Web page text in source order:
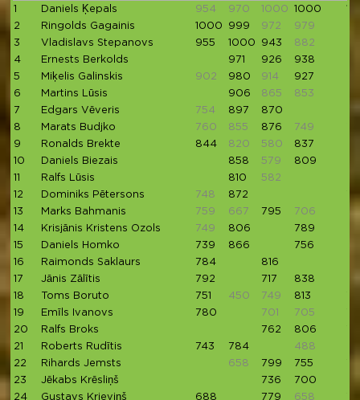
1 Daniels Ķepals 954 970 1000 1000
2
Ringolds Gagainis 1000 999 972 979
3
Vladislavs Stepanovs 955 1000 943 882
4
Ernests Berkolds 971 926
938
5
Miķelis Galinskis 902 980 914 927
6
Martins Lūsis 906 865 853
7
Edgars Vēveris 754 897
870
8
Marats Budjko 760 855 876 749
9
Ronalds Brekte 844 820 580 837
10
Daniels Biezais 858 579 809
11
Ralfs Lūsis 810 582
12
Dominiks Pētersons 748 872
13
Marks Bahmanis 759 667 795 706
14
Krisjānis Kristens Ozols 749 806
789
15
Daniels Homko 739 866
756
16
Raimonds Saklaurs 784
816
17
Jānis Zālītis 792 717
838
18
Toms Boruto 751 450 749 813
19
Emīls Ivanovs 780 701 705
20
Ralfs Broks 762 806
21
Roberts Rudītis 743 784
488
22
Rihards Jemsts 658 799 755
23
Jēkabs Krēsliņš 736
700
24
Gustavs Krieviņš 688 779 658